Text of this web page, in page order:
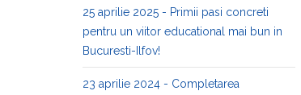
25 aprilie 2025 - Primii pasi concreti
pentru un viitor educational mai bun in
Bucuresti-Ilfov!
23 aprilie 2024 - Completarea